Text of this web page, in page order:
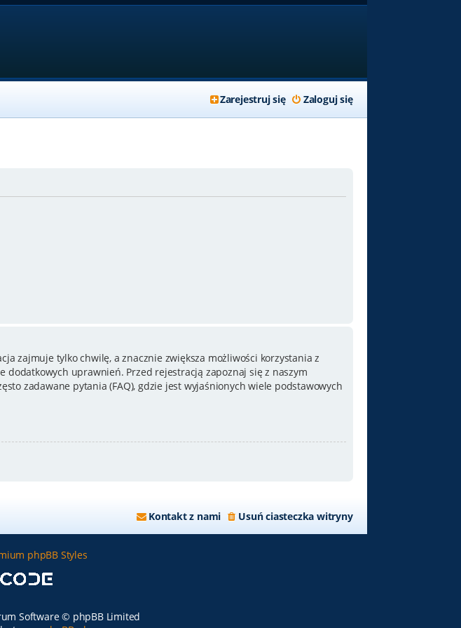
Zaloguj się
Zarejestruj się
zajmuje tylko chwilę, a znacznie zwiększa możliwości korzystania z
uprawnień. Przed rejestracją zapoznaj się z naszym
zadawane pytania (FAQ), gdzie jest wyjaśnionych wiele podstawowych
Usuń ciasteczka witryny
Kontakt z nami
phpBB Styles
Software © phpBB Limited